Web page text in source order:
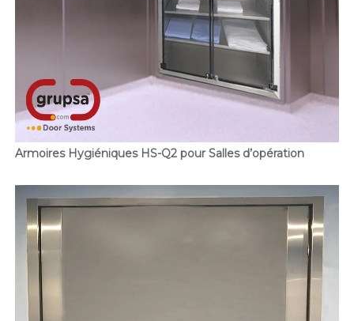
Armoires Hygiéniques HS-Q2 pour Salles d’opération